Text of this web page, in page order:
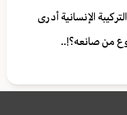
الإنسانية أدرى
من صانعه؟!..